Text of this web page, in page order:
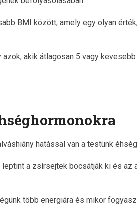
BMI között, amely egy olyan
akik átlagosan 5 vagy
hatással van a testünk
a zsírsejtek bocsátják ki és az
több energiára és mikor